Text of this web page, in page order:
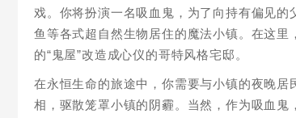
戏。你将扮演一名吸血鬼，为了向持有偏见
鱼等各式超自然生物居住的魔法小镇。在这
的“鬼屋”改造成心仪的哥特风格宅邸。
在永恒生命的旅途中，你需要与小镇的夜晚
相，驱散笼罩小镇的阴霾。当然，作为吸血